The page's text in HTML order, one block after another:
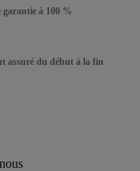
garantie à 100 %
assuré du début à la fin